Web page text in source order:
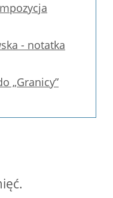
- notatka
„Granicy”